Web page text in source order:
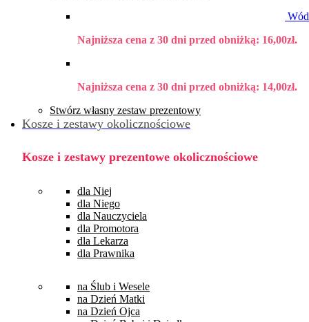
Najniższa cena z 30 dni przed obniżką: 16,00zł.
Najniższa cena z 30 dni przed obniżką: 14,00zł.
Stwórz własny zestaw prezentowy
Kosze i zestawy okolicznościowe
Kosze i zestawy prezentowe okolicznościowe
dla Niej
dla Niego
dla Nauczyciela
dla Promotora
dla Lekarza
dla Prawnika
na Ślub i Wesele
na Dzień Matki
na Dzień Ojca